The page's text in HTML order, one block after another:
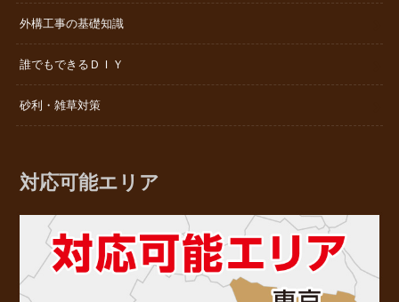
外構工事の基礎知識
誰でもできるＤＩＹ
砂利・雑草対策
対応可能エリア